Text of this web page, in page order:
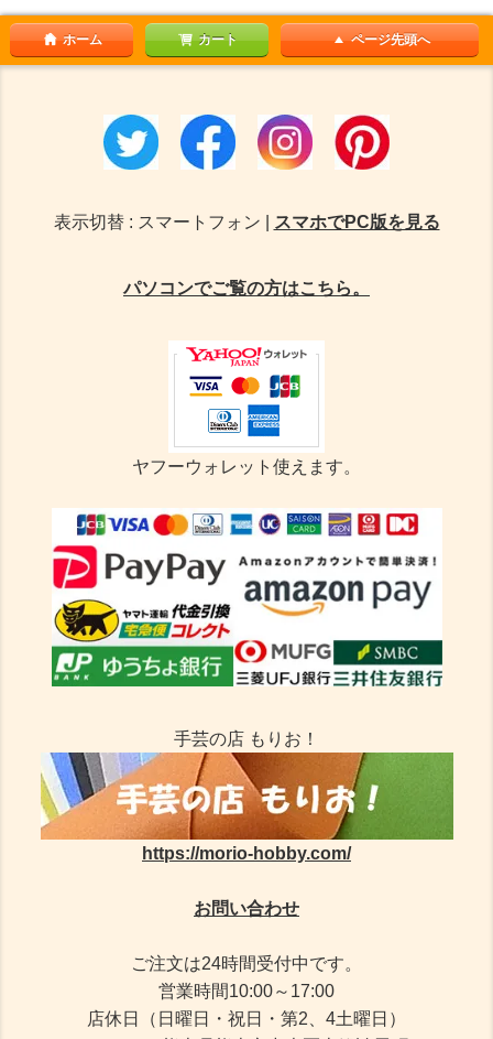
ホーム カート ページ先頭へ
表示切替 : スマートフォン | スマホでPC版を見る
パソコンでご覧の方はこちら。
ヤフーウォレット使えます。
手芸の店 もりお！
https://morio-hobby.com/
お問い合わせ
ご注文は24時間受付中です。
営業時間10:00～17:00
店休日（日曜日・祝日・第2、4土曜日）